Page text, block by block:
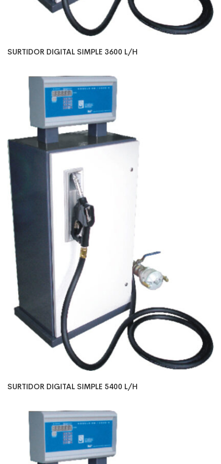
SURTIDOR DIGITAL SIMPLE 3600 L/H
SURTIDOR DIGITAL SIMPLE 5400 L/H